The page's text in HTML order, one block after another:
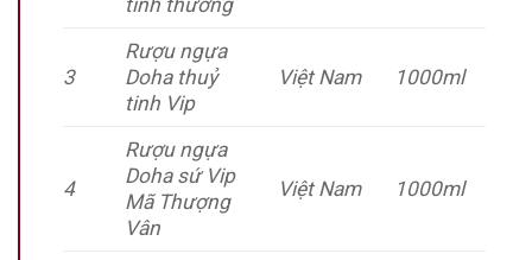
3
Rượu ngựa
Doha thuỷ
tinh Vip
Việt Nam 1000ml
4
Rượu ngựa
Doha sứ Vip
Mã Thượng
Vân
Việt Nam 1000ml